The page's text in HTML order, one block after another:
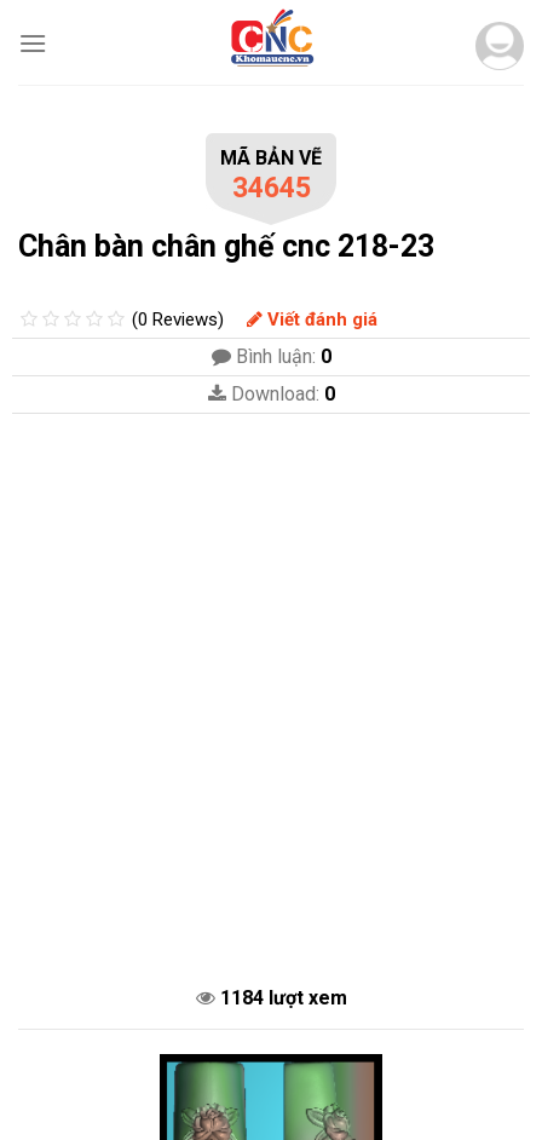
MÃ BẢN VẼ
34645
Chân bàn chân ghế cnc 218-23
(0 Reviews) Viết đánh giá
Bình luận: 0
Download: 0
1184 lượt xem